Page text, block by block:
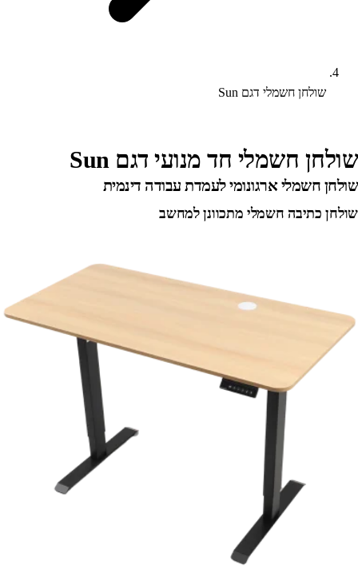
שולחן חשמלי דגם Sun
שולחן חשמלי חד מנועי דגם Sun
שולחן חשמלי ארגונומי לעמדת עבודה דינמית
שולחן כתיבה חשמלי מתכוונן למחשב